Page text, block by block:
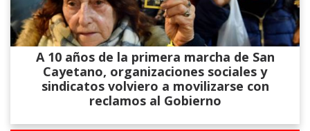
A 10 años de la primera marcha de San
Cayetano, organizaciones sociales y
sindicatos volviero a movilizarse con
reclamos al Gobierno